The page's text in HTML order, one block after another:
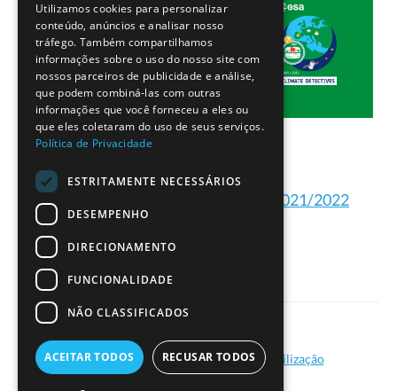
Projetos dos Detetives do Clima 2021/2022
Política de Privacidade|Termos de Utilização
© Ciência Viva - 2026
ENGLISH
Utilizamos cookies para personalizar
conteúdo, anúncios e analisar nosso
tráfego. Também compartilhamos
informações sobre o uso do nosso site com
nossos parceiros de publicidade e análise,
que podem combiná-las com outras
informações que você forneceu a eles ou
que eles coletaram do uso de seus serviços.
Política de Privacidade
ESTRITAMENTE NECESSÁRIOS
DESEMPENHO
DIRECIONAMENTO
FUNCIONALIDADE
NÃO CLASSIFICADOS
ACEITAR TODOS RECUSAR TODOS